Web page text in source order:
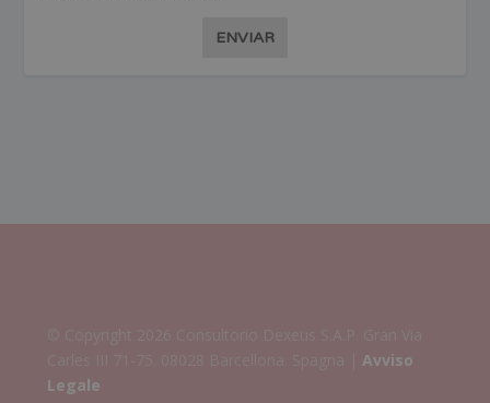
ENVIAR
Avviso
Legale